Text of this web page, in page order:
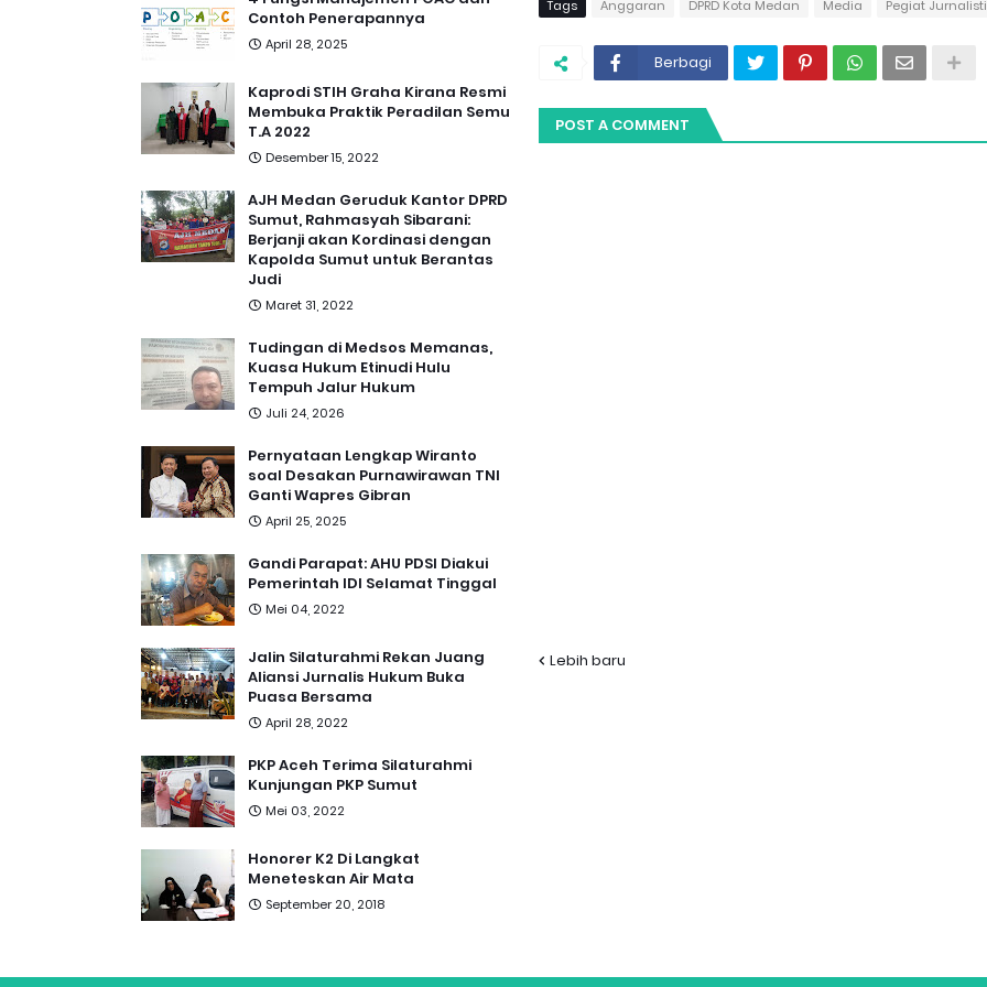
Tags Anggaran DPRD Kota Medan Media Pegiat
Berbagi
POST A COMMENT
Lebih baru
Contoh Penerapannya
April 28, 2025
Kaprodi STIH Graha Kirana Resmi
Membuka Praktik Peradilan Semu
T.A 2022
Desember 15, 2022
AJH Medan Geruduk Kantor DPRD
Sumut, Rahmasyah Sibarani:
Berjanji akan Kordinasi dengan
Kapolda Sumut untuk Berantas
Judi
Maret 31, 2022
Tudingan di Medsos Memanas,
Kuasa Hukum Etinudi Hulu
Tempuh Jalur Hukum
Juli 24, 2026
Pernyataan Lengkap Wiranto
soal Desakan Purnawirawan TNI
Ganti Wapres Gibran
April 25, 2025
Gandi Parapat: AHU PDSI Diakui
Pemerintah IDI Selamat Tinggal
Mei 04, 2022
Jalin Silaturahmi Rekan Juang
Aliansi Jurnalis Hukum Buka
Puasa Bersama
April 28, 2022
PKP Aceh Terima Silaturahmi
Kunjungan PKP Sumut
Mei 03, 2022
Honorer K2 Di Langkat
Meneteskan Air Mata
September 20, 2018